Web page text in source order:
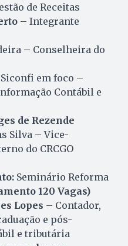
de Receitas
– Integrante
– Conselheira do
Siconfi em foco –
Contábil e
de Rezende
Silva – Vice-
do CRCGO
Seminário Reforma
120 Vagas)
Lopes – Contador,
e pós-
e tributária